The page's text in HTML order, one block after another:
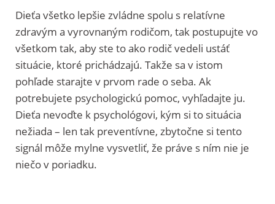
Dieťa všetko lepšie zvládne spolu s relatívne
zdravým a vyrovnaným rodičom, tak postupujte vo
všetkom tak, aby ste to ako rodič vedeli ustáť
situácie, ktoré prichádzajú. Takže sa v istom
pohľade starajte v prvom rade o seba. Ak
potrebujete psychologickú pomoc, vyhľadajte ju.
Dieťa nevoďte k psychológovi, kým si to situácia
nežiada – len tak preventívne, zbytočne si tento
signál môže mylne vysvetliť, že práve s ním nie je
niečo v poriadku.